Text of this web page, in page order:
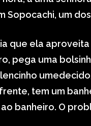
Sopocachi, um
que ela
pega uma
tem um
banheiro. O